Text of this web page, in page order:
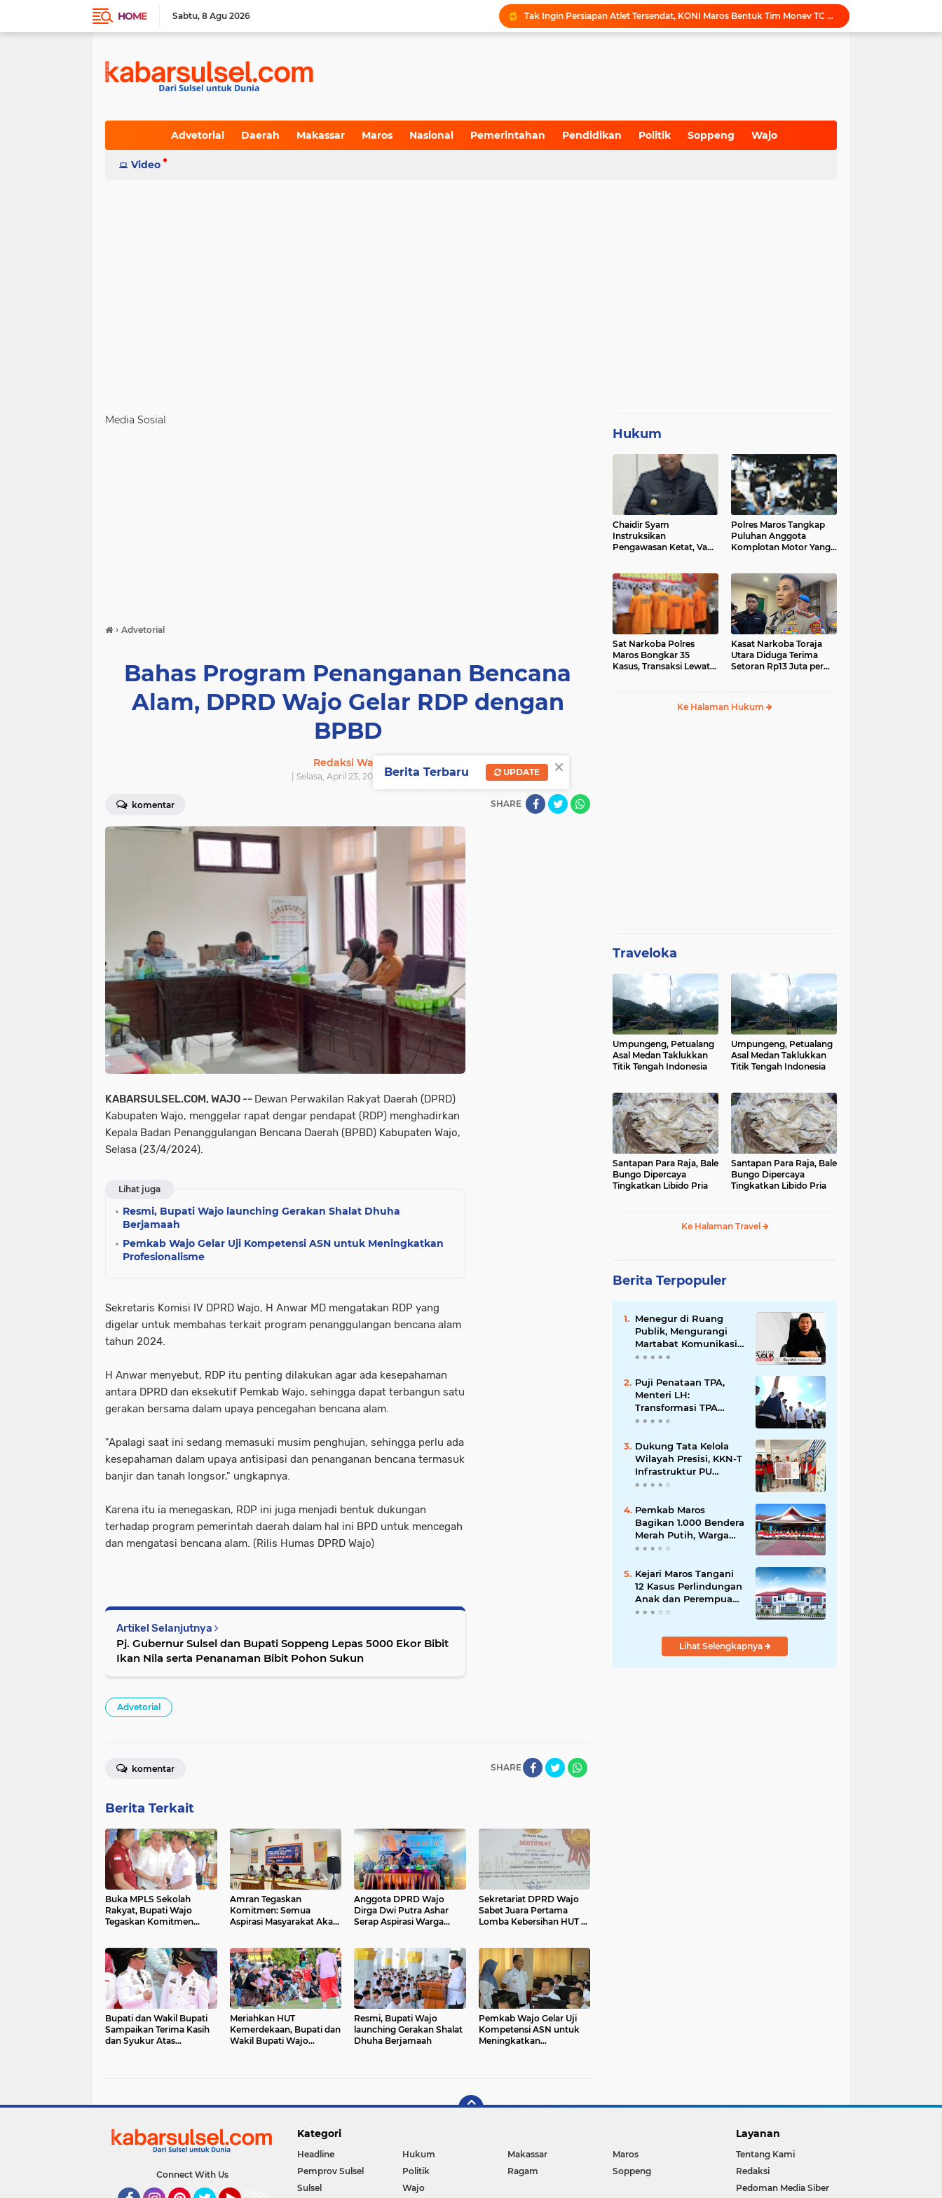
HOME Sabtu 8 Agu 2026
Tak Ingin Persiapan Atlet Tersendat, KONI Maros Bentuk Tim Monev TC Porprov
Maros Rayakan Hari Pramuka Lebih Awal, 48 Pramuka Siap Bertarung di Jamnas 2026
Inovasi SiAKSES Sekwan Makassar, Notifikasi Transaksi Keuangan Masuk di Kantong Dewan Hitungan Detik
Indeks
Advetorial Daerah Makassar Maros Nasional Pemerintahan Pendidikan Politik Soppeng Wajo
Video
Media Sosial
› Advetorial
Bahas Program Penanganan Bencana
Alam, DPRD Wajo Gelar RDP dengan
BPBD
Redaksi Wajo
| Selasa, April 23, 2024 WIB
komentar SHARE
KABARSULSEL.COM, WAJO -- Dewan Perwakilan Rakyat Daerah (DPRD)
Kabupaten Wajo, menggelar rapat dengar pendapat (RDP) menghadirkan
Kepala Badan Penanggulangan Bencana Daerah (BPBD) Kabupaten Wajo,
Selasa (23/4/2024).
Lihat juga
Resmi, Bupati Wajo launching Gerakan Shalat Dhuha
Berjamaah
Pemkab Wajo Gelar Uji Kompetensi ASN untuk Meningkatkan
Profesionalisme
Sekretaris Komisi IV DPRD Wajo, H Anwar MD mengatakan RDP yang
digelar untuk membahas terkait program penanggulangan bencana alam
tahun 2024.
H Anwar menyebut, RDP itu penting dilakukan agar ada kesepahaman
antara DPRD dan eksekutif Pemkab Wajo, sehingga dapat terbangun satu
gerakan bersama dalam upaya pencegahan bencana alam.
"Apalagi saat ini sedang memasuki musim penghujan, sehingga perlu ada
kesepahaman dalam upaya antisipasi dan penanganan bencana termasuk
banjir dan tanah longsor," ungkapnya.
Karena itu ia menegaskan, RDP ini juga menjadi bentuk dukungan
terhadap program pemerintah daerah dalam hal ini BPD untuk mencegah
dan mengatasi bencana alam. (Rilis Humas DPRD Wajo)
Artikel Selanjutnya
Pj. Gubernur Sulsel dan Bupati Soppeng Lepas 5000 Ekor Bibit
Ikan Nila serta Penanaman Bibit Pohon Sukun
Advetorial
SHARE
komentar
Berita Terkait
Buka MPLS Sekolah
Rakyat, Bupati Wajo
Tegaskan Komitmen
Amran Tegaskan
Komitmen: Semua
Aspirasi Masyarakat Akan
Anggota DPRD Wajo
Dirga Dwi Putra Ashar
Serap Aspirasi Warga
Sekretariat DPRD Wajo
Sabet Juara Pertama
Lomba Kebersihan HUT RI
Bupati dan Wakil Bupati
Sampaikan Terima Kasih
dan Syukur Atas
Meriahkan HUT
Kemerdekaan, Bupati dan
Wakil Bupati Wajo
Resmi, Bupati Wajo
launching Gerakan Shalat
Dhuha Berjamaah
Pemkab Wajo Gelar Uji
Kompetensi ASN untuk
Meningkatkan
Hukum
Chaidir Syam
Instruksikan
Pengawasan Ketat, Vape
Polres Maros Tangkap
Puluhan Anggota
Komplotan Motor Yang
Sat Narkoba Polres
Maros Bongkar 35
Kasus, Transaksi Lewat
Kasat Narkoba Toraja
Utara Diduga Terima
Setoran Rp13 Juta per
Ke Halaman Hukum
Traveloka
Umpungeng, Petualang
Asal Medan Taklukkan
Titik Tengah Indonesia
Umpungeng, Petualang
Asal Medan Taklukkan
Titik Tengah Indonesia
Santapan Para Raja, Bale
Bungo Dipercaya
Tingkatkan Libido Pria
Santapan Para Raja, Bale
Bungo Dipercaya
Tingkatkan Libido Pria
Ke Halaman Travel
Berita Terpopuler
Menegur di Ruang
Publik, Mengurangi
Martabat Komunikasi
Pemerintahan
Puji Penataan TPA,
Menteri LH:
Transformasi TPA
Tamangapa Makassar
Nasional
Dukung Tata Kelola
Wilayah Presisi, KKN-T
Infrastruktur PU
Unhas Gel. 116
Dusun Berbasis GIS ke
Desa Bonto Matene
Pemkab Maros
Bagikan 1.000 Bendera
Merah Putih, Warga
Kurang Mampu Jadi
Kejari Maros Tangani
12 Kasus Perlindungan
Anak dan Perempuan
Hingga Juli 2026
Lihat Selengkapnya
Connect With Us
Kategori
Headline Hukum Makassar
Maros
Pemprov Sulsel
Politik Ragam
Soppeng
Sulsel
Wajo
Layanan
Tentang Kami
Redaksi
Pedoman Media Siber
×
Berita Terbaru UPDATE